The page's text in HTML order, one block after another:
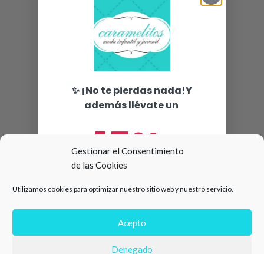
Gestionar el Consentimiento
de las Cookies
Utilizamos cookies para optimizar nuestro sitio web y nuestro servicio.
Acepto
Denegado
✨ ¡No te pierdas nada!Y
además llévate un
15%
compra 🛍️
Número de teléfono